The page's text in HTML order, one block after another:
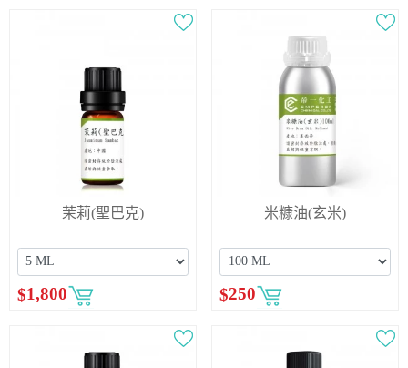
茉莉(聖巴克)
$1,800
米糠油(玄米)
$250